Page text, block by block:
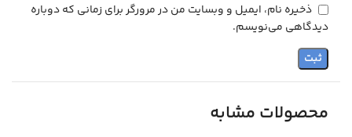
ذخیره نام، ایمیل و وبسایت من در مرورگر برای زمانی که دوباره
دیدگاهی می‌نویسم.
محصولات مشابه